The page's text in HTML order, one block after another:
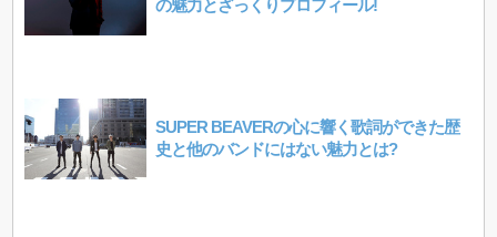
の魅力とざっくりプロフィール!
SUPER BEAVERの心に響く歌詞ができた歴
史と他のバンドにはない魅力とは?